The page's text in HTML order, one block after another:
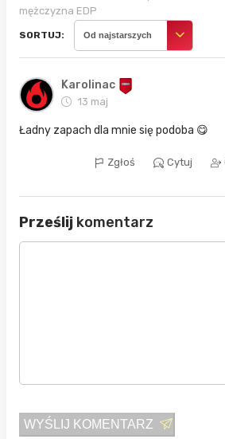
mężczyzna EDP
SORTUJ: Od najstarszych
Karolinac
13 maj
Ładny zapach dla mnie się podoba 😋
Zgłoś Cytuj
Prześlij komentarz
WYŚLIJ KOMENTARZ